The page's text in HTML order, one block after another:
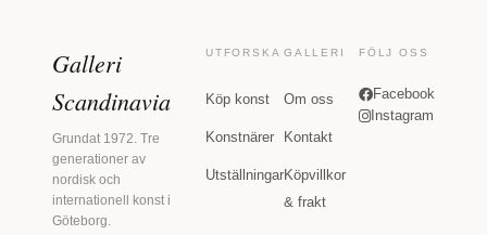
Galleri
Scandinavia
Grundat 1972. Tre
generationer av
nordisk och
internationell konst i
Göteborg.
UTFORSKA
Köp konst
Konstnärer
Utställningar
GALLERI
Om oss
Kontakt
Köpvillkor
& frakt
FÖLJ OSS
Facebook
Instagram